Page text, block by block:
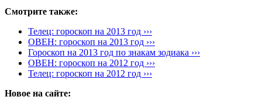
Смотрите также:
Телец: гороскоп на 2013 год ›››
ОВЕН: гороскоп на 2013 год ›››
Гороскоп на 2013 год по знакам зодиака ›››
ОВЕН: гороскоп на 2012 год ›››
Телец: гороскоп на 2012 год ›››
Новое на сайте: